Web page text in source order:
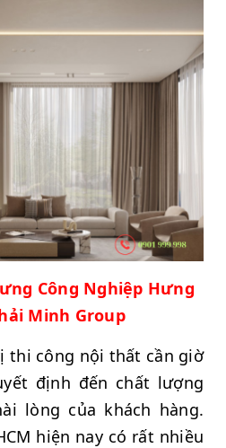
Công Nghiệp Hưng
Minh Group
thi công nội thất cần giờ
định đến chất lượng
lòng của khách hàng.
hiện nay có rất nhiều